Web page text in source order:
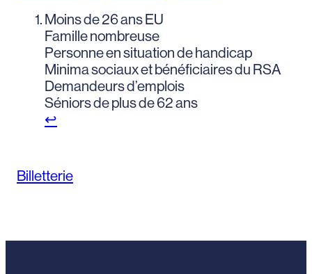
Moins de 26 ans EU
Famille nombreuse
Personne en situation de handicap
Minima sociaux et bénéficiaires du RSA
Demandeurs d’emplois
Séniors de plus de 62 ans
↩︎
Billetterie